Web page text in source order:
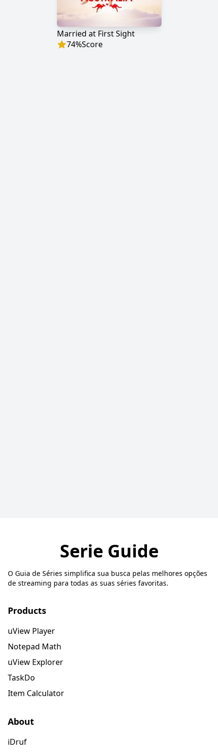
Married at First Sight
74%Score
Serie Guide
O Guia de Séries simplifica sua busca pelas melhores opções
de streaming para todas as suas séries favoritas.
Products
uView Player
Notepad Math
uView Explorer
TaskDo
Item Calculator
About
iDruf